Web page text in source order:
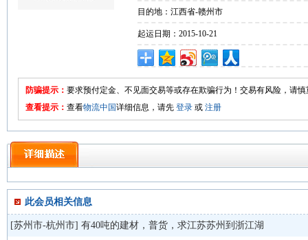
目的地：江西省-赣州市
起运日期：2015-10-21
防骗提示： 要求预付定金、不见面交易等或存在欺骗行为！交易有风险，请慎
查看提示： 查看物流中国详细信息，请先 登录 或 注册
此会员相关信息
[苏州市-杭州市] 有40吨的建材，普货，求江苏苏州到浙江湖